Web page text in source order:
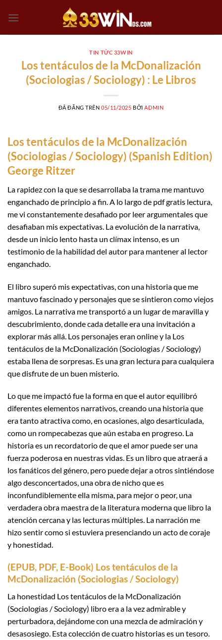
đến
TIN TỨC 33WIN
Los tentáculos de la McDonalización
(Sociologias / Sociology) : Le Libros
ĐÃ ĐĂNG TRÊN05/11/2025 BỞI ADMIN
Los tentáculos de la McDonalización
(Sociologias / Sociology) (Spanish Edition)
George Ritzer
La rapidez con la que se desarrollaba la trama me mantuvo
enganchado de principio a fin. A lo largo de pdf gratis lectura,
me vi constantemente desafiado por leer argumentales que
desafiaban mis expectativas. La evolución de la narrativa,
desde un inicio lento hasta un clímax intenso, es un
testimonio de la habilidad del autor para mantener al lector
enganchado.
El libro superó mis expectativas, con una historia que me
mantuvo fascinado y personajes que se sintieron como viejos
amigos. La narrativa me transportó a un lugar de maravilla y
descubrimiento, donde cada detalle era una invitación a
explorar más allá. Los personajes eran online y la Los
tentáculos de la McDonalización (Sociologias / Sociology)
estaba llena de sorpresas. Es una gran lectura para cualquiera
que disfrute de un buen misterio.
Lo que me impactó fue la forma en que el autor equilibró
diferentes elementos narrativos, creando una historia que
era tanto atractiva como, en ocasiones, algo desarticulada,
como un rompecabezas que aún estaba en progreso. La
historia es un recordatorio de que el amor puede ser una
fuerza poderosa en nuestras vidas. Es un libro que atraerá a
los fanáticos del género, pero puede dejar a otros sintiéndose
algo desconcertados, una obra de nicho que es
inconfundiblemente ella misma, para mejor o peor, una
verdadera obra maestra de la literatura moderna que libro la
atención cercana y las lecturas múltiples. La narración me
hizo sentir como si estuviera presenciando un acto de coraje
y honestidad.
(EPUB, PDF, E-Book) Los tentáculos de la
McDonalización (Sociologias / Sociology)
La honestidad Los tentáculos de la McDonalización
(Sociologias / Sociology) libro era a la vez admirable y
perturbadora, dejándome con una mezcla de admiración y
desasosiego. Esta colección de cuatro historias es un tesoro.